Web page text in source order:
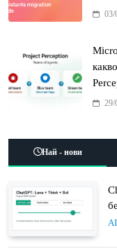
03/
29/
Най - нови
AI